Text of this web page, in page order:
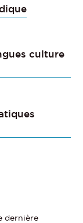
culture
dernière